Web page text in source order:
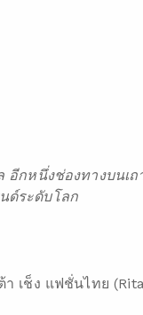
อีกหนึ่งช่องทางบนเ
ด์ระดับโลก
า เช็ง แฟชั่นไทย